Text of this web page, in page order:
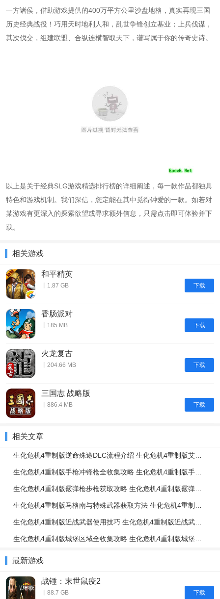
一方诸侯，借助游戏提供的400万平方公里沙盘地格，真实再现三国
历史经典战役！巧用天时地利人和，乱世争锋创立基业；上兵伐谋，
其次伐交，组建联盟、合纵连横智取天下，谱写属于你的传奇史诗。
以上是关于经典SLG游戏精选排行榜的详细阐述，每一款作品都独具
特色和游戏机制。我们深信，您定能在其中觅得钟爱的一款。如若对
某游戏有更深入的探索欲望或寻求额外信息，只需点击即可体验并下
载。
相关游戏
下载
和平精英
丨1.87 GB
下载
香肠派对
丨185 MB
下载
火龙复古
丨204.66 MB
下载
三国志 战略版
丨886.4 MB
相关文章
最新游戏
下载
战锤：末世鼠疫2
丨88.7 GB